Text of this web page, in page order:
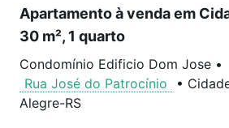
Apartamento à venda em
30 m², 1 quarto
Condomínio Edificio Dom Jose •
Rua José do Patrocínio
•
Alegre-RS